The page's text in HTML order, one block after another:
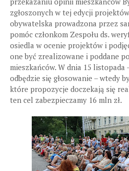
zgłoszonych w tej edycji
obywatelska prowadzona przez
pomóc członkom Zespołu ds.
osiedla w ocenie projektów i
one być zrealizowane i poddane
mieszkańców. W dnia 15
odbędzie się głosowanie – wtedy
które propozycje doczekają się
ten cel zabezpieczamy 16 mln zł.